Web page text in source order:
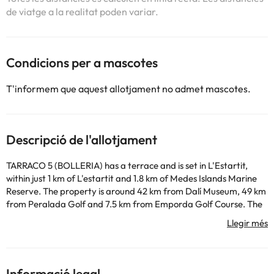
de viatge a la realitat poden variar.
Condicions per a mascotes
T'informem que aquest allotjament no admet mascotes.
Descripció de l'allotjament
TARRACO 5 (BOLLERIA) has a terrace and is set in L'Estartit,
within just 1 km of L'estartit and 1.8 km of Medes Islands Marine
Reserve. The property is around 42 km from Dalí Museum, 49 km
from Peralada Golf and 7.5 km from Emporda Golf Course. The
property is non-smoking and is located 38 km from Girona Train
from the holiday home, while Ciutadella Roses is 47 km away. The